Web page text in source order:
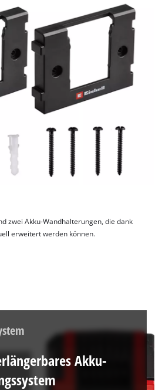
zwei Akku-Wandhalterungen, die dank
erweitert werden können.
Akku-